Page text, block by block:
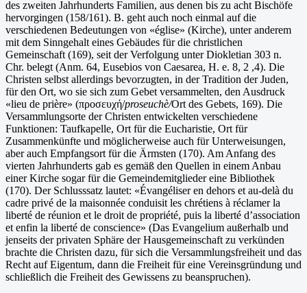
des zweiten Jahrhunderts Familien, aus denen bis zu acht Bischöfe
hervorgingen (158/161). B. geht auch noch einmal auf die
verschiedenen Bedeutungen von «église» (Kirche), unter anderem
mit dem Sinngehalt eines Gebäudes für die christlichen
Gemeinschaft (169), seit der Verfolgung unter Diokletian 303 n.
Chr. belegt (Anm. 64, Eusebios von Caesarea, H. e. 8, 2 ,4). Die
Christen selbst allerdings bevorzugten, in der Tradition der Juden,
für den Ort, wo sie sich zum Gebet versammelten, den Ausdruck
«lieu de prière» (προσευχή/proseuchè/Ort des Gebets, 169). Die
Versammlungsorte der Christen entwickelten verschiedene
Funktionen: Taufkapelle, Ort für die Eucharistie, Ort für
Zusammenkünfte und möglicherweise auch für Unterweisungen,
aber auch Empfangsort für die Ärmsten (170). Am Anfang des
vierten Jahrhunderts gab es gemäß den Quellen in einem Anbau
einer Kirche sogar für die Gemeindemitglieder eine Bibliothek
(170). Der Schlusssatz lautet: «Évangéliser en dehors et au-delà du
cadre privé de la maisonnée conduisit les chrétiens à réclamer la
liberté de réunion et le droit de propriété, puis la liberté d’association
et enfin la liberté de conscience» (Das Evangelium außerhalb und
jenseits der privaten Sphäre der Hausgemeinschaft zu verkünden
brachte die Christen dazu, für sich die Versammlungsfreiheit und das
Recht auf Eigentum, dann die Freiheit für eine Vereinsgründung und
schließlich die Freiheit des Gewissens zu beanspruchen).